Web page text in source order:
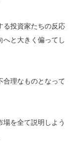
る投資家たちの反応
へと大きく偏ってし
合理なものとなって
場を全て説明しよう